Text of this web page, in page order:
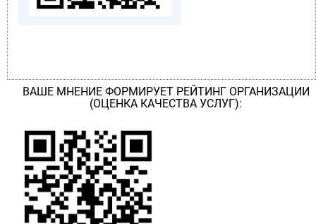
ВАШЕ МНЕНИЕ ФОРМИРУЕТ РЕЙТИНГ ОРГАНИЗАЦИИ
(ОЦЕНКА КАЧЕСТВА УСЛУГ):